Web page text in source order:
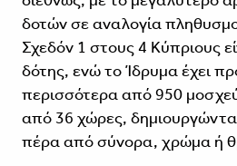
δοτών σε αναλογία
Σχεδόν 1 στους 4 Κύπριους
δότης, ενώ το Ίδρυμα έχει
περισσότερα από 950
από 36 χώρες,
πέρα από σύνορα, χρώμα ή